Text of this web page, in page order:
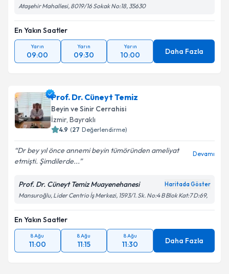
Ataşehir Mahallesi, 8019/16 Sokak No:18, 35630
En Yakın Saatler
Yarın
09:00
Yarın
09:30
Yarın
10:00 Daha Fazla
Prof. Dr. Cüneyt Temiz
Beyin ve Sinir Cerrahisi
İzmir, Bayraklı
4.9 (27 Değerlendirme)
Dr bey yıl önce annemi beyin tümöründen ameliyat
etmişti. Şimdilerde...
Devamı
Prof. Dr. Cüneyt Temiz Muayenehanesi Haritada Göster
Mansuroğlu, Lider Centrio İş Merkezi, 1593/1. Sk. No:4 B Blok Kat:7 D:69,
En Yakın Saatler
8 Ağu
11:00
8 Ağu
11:15
8 Ağu
11:30 Daha Fazla